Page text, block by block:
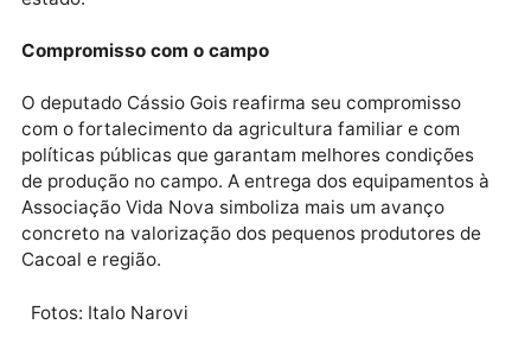
comunidade da Linha 10.
Já o deputado Cássio Gois reforçou que investir na
agricultura familiar é fortalecer a economia,
que é do campo que vem a produção que abastece e
sustenta a cidade. O parlamentar destacou que é
honra contribuir com as famílias agricultoras e
que tem destinado recursos para Cacoal e para
trabalho, renda e desenvolvimento no interior do